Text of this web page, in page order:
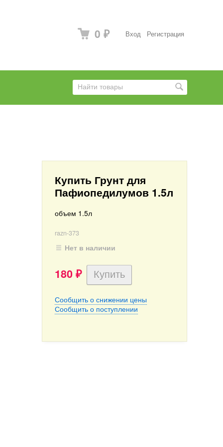
Вход Регистрация
0 ₽
Купить Грунт для
Пафиопедилумов 1.5л
объем 1.5л
razn-373
Нет в наличии
180 ₽
Сообщить о снижении цены
Сообщить о поступлении